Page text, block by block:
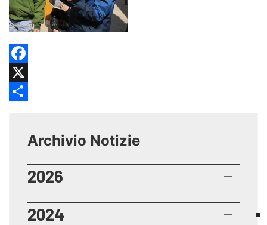
Facebook
X
Archivio Notizie
2026
2024